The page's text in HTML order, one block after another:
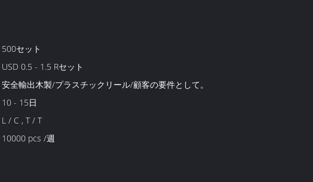
500セット
USD 0.5 - 1.5 Rセット
安全輸出木製/プラスチックリール/顧客の要件として。
10 - 15日
L / C , T / T
10000 pcs /週